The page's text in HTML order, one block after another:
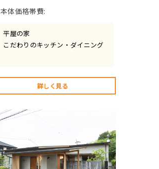
本体価格帯費:
平屋の家
こだわりのキッチン・ダイニング
詳しく見る